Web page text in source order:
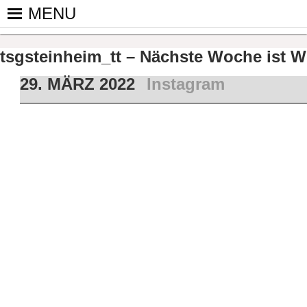
Skip
PINGPONGPARKINSON
ist der bundesweite Zusammenschluss von
Tischtennis – überwiegend ehrenamtlich um
MENU
tsgsteinheim_tt – Nächste Woche ist
29. MÄRZ 2022
Instagram